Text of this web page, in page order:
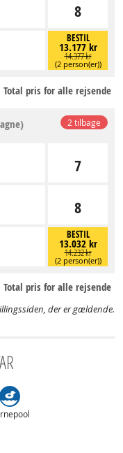
8
BESTIL
13.177 kr
14.377 kr
(2 person(er))
Total pris for alle rejsende
2 tilbage
7
8
BESTIL
13.032 kr
14.232 kr
(2 person(er))
Total pris for alle rejsende
der er gældende.